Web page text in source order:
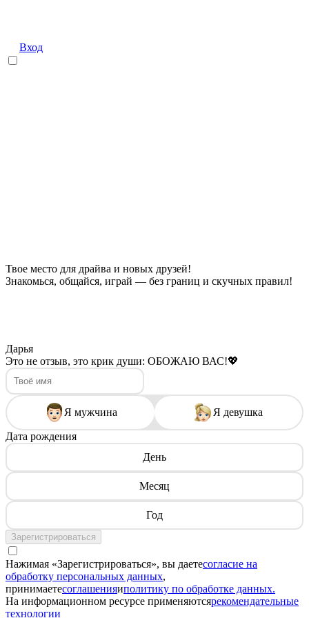
Вход
Твое место для драйва и новых друзей!
Знакомься, общайся, играй — без границ и скучных правил!
Дарья
Это не отзыв, это крик души: ОБОЖАЮ ВАС!💖
Я мужчина Я девушка
Дата рождения
День
Месяц
Год
Зарегистрироваться
Нажимая «Зарегистрироваться», вы даетесогласие на
обработку персональных данных,
принимаетесоглашенияиполитику по обработке данных.
На информационном ресурсе применяютсярекомендательные
технологии